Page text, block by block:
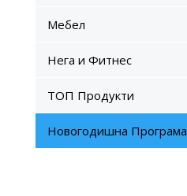
Мебел
Нега и Фитнес
ТОП Продукти
Новогодишна Програма